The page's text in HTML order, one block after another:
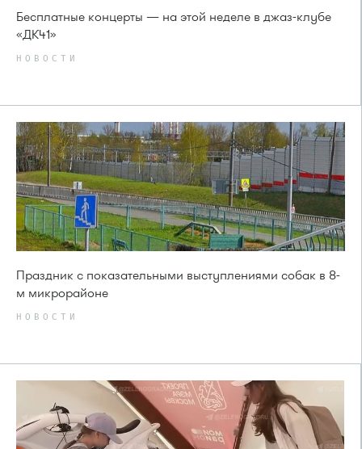
Бесплатные концерты — на этой неделе в джаз-клубе
«ДК41»
НОВОСТИ
Праздник с показательными выступлениями собак в 8-
м микрорайоне
НОВОСТИ